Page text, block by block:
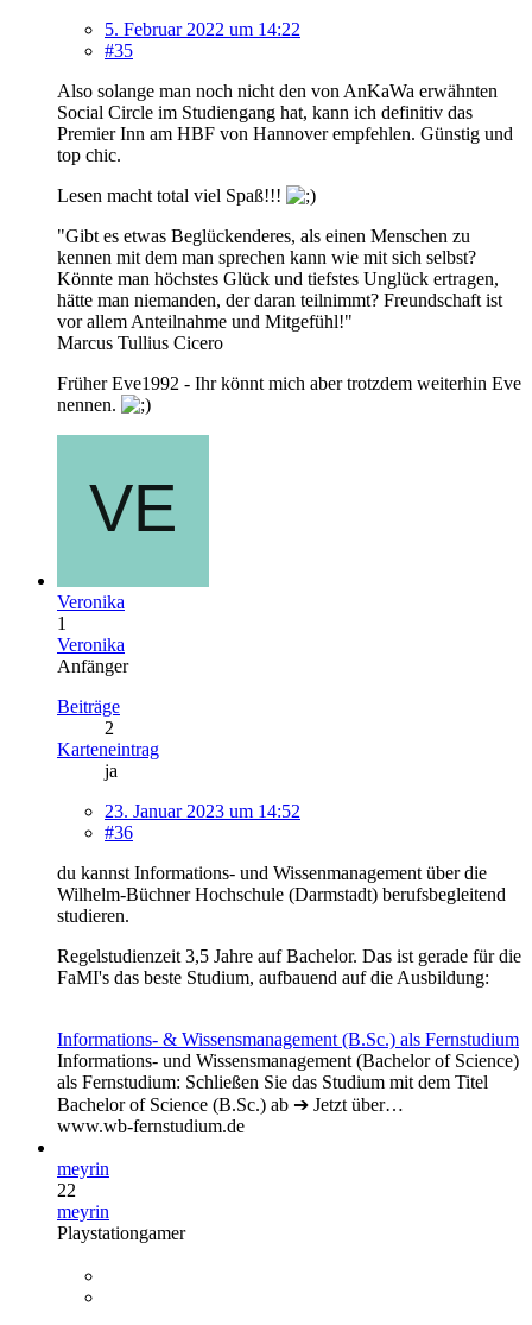
5. Februar 2022 um 14:22
#35
Also solange man noch nicht den von AnKaWa erwähnten
Social Circle im Studiengang hat, kann ich definitiv das
Premier Inn am HBF von Hannover empfehlen. Günstig und
top chic.
Lesen macht total viel Spaß!!!
"Gibt es etwas Beglückenderes, als einen Menschen zu
kennen mit dem man sprechen kann wie mit sich selbst?
Könnte man höchstes Glück und tiefstes Unglück ertragen,
hätte man niemanden, der daran teilnimmt? Freundschaft ist
vor allem Anteilnahme und Mitgefühl!"
Marcus Tullius Cicero
Früher Eve1992 - Ihr könnt mich aber trotzdem weiterhin Eve
nennen.
Veronika
1
Veronika
Anfänger
Beiträge
2
Karteneintrag
ja
23. Januar 2023 um 14:52
#36
du kannst Informations- und Wissenmanagement über die
Wilhelm-Büchner Hochschule (Darmstadt) berufsbegleitend
studieren.
Regelstudienzeit 3,5 Jahre auf Bachelor. Das ist gerade für die
FaMI's das beste Studium, aufbauend auf die Ausbildung:
Informations- & Wissensmanagement (B.Sc.) als Fernstudium
Informations- und Wissensmanagement (Bachelor of Science)
als Fernstudium: Schließen Sie das Studium mit dem Titel
Bachelor of Science (B.Sc.) ab ➔ Jetzt über…
www.wb-fernstudium.de
meyrin
22
meyrin
Playstationgamer